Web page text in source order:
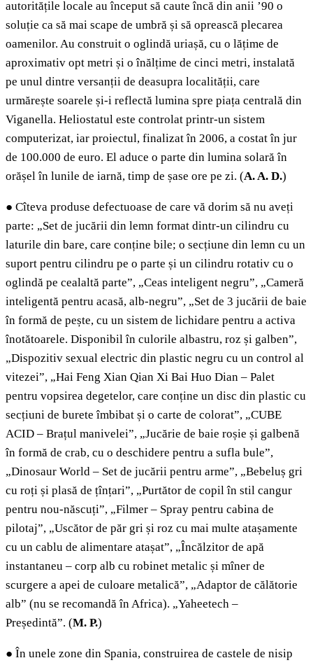
autoritățile locale au început să caute încă din anii ’90 o
soluție ca să mai scape de umbră și să oprească plecarea
oamenilor. Au construit o oglindă uriașă, cu o lățime de
aproximativ opt metri și o înălțime de cinci metri, instalată
pe unul dintre versanții de deasupra localității, care
urmărește soarele și-i reflectă lumina spre piața centrală din
Viganella. Heliostatul este controlat printr-un sistem
computerizat, iar proiectul, finalizat în 2006, a costat în jur
de 100.000 de euro. El aduce o parte din lumina solară în
orășel în lunile de iarnă, timp de șase ore pe zi. (A.A. D.)
● Cîteva produse defectuoase de care vă dorim să nu aveți
parte: „Set de jucării din lemn format dintr-un cilindru cu
laturile din bare, care conține bile; o secțiune din lemn cu un
suport pentru cilindru pe o parte și un cilindru rotativ cu o
oglindă pe cealaltă parte”, „Ceas inteligent negru”, „Cameră
inteligentă pentru acasă, alb-negru”, „Set de 3 jucării de baie
în formă de pește, cu un sistem de lichidare pentru a activa
înotătoarele. Disponibil în culorile albastru, roz și galben”,
„Dispozitiv sexual electric din plastic negru cu un control al
vitezei”, „Hai Feng Xian Qian Xi Bai Huo Dian – Palet
pentru vopsirea degetelor, care conține un disc din plastic cu
secțiuni de burete îmbibat și o carte de colorat”, „CUBE
ACID – Brațul manivelei”, „Jucărie de baie roșie și galbenă
în formă de crab, cu o deschidere pentru a sufla bule”,
„Dinosaur World – Set de jucării pentru arme”, „Bebeluș gri
cu roți și plasă de țînțari”, „Purtător de copil în stil cangur
pentru nou-născuți”, „Filmer – Spray pentru cabina de
pilotaj”, „Uscător de păr gri și roz cu mai multe atașamente
cu un cablu de alimentare atașat”, „Încălzitor de apă
instantaneu – corp alb cu robinet metalic și mîner de
scurgere a apei de culoare metalică”, „Adaptor de călătorie
alb” (nu se recomandă în Africa). „Yaheetech –
Președintă”. (M. P.)
● În unele zone din Spania, construirea de castele de nisip